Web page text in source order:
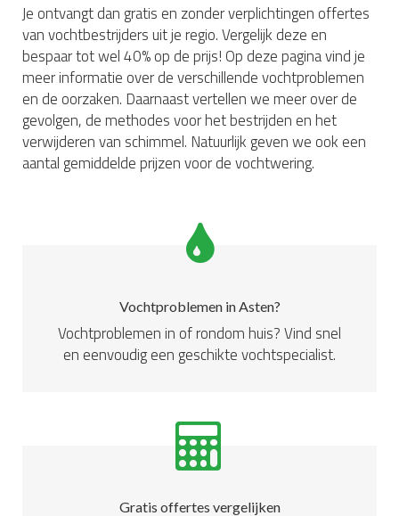
Je ontvangt dan gratis en zonder verplichtingen offertes
van vochtbestrijders uit je regio. Vergelijk deze en
bespaar tot wel 40% op de prijs! Op deze pagina vind je
meer informatie over de verschillende vochtproblemen
en de oorzaken. Daarnaast vertellen we meer over de
gevolgen, de methodes voor het bestrijden en het
verwijderen van schimmel. Natuurlijk geven we ook een
aantal gemiddelde prijzen voor de vochtwering.
Vochtproblemen in Asten?
Vochtproblemen in of rondom huis? Vind snel
en eenvoudig een geschikte vochtspecialist.
Gratis offertes vergelijken